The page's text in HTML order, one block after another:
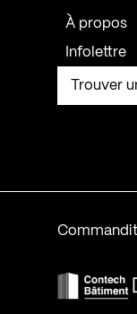
À propos
Infolettre
Trouver